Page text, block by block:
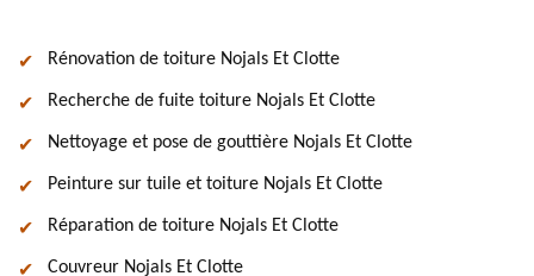
Rénovation de toiture Nojals Et Clotte
Recherche de fuite toiture Nojals Et Clotte
Nettoyage et pose de gouttière Nojals Et Clotte
Peinture sur tuile et toiture Nojals Et Clotte
Réparation de toiture Nojals Et Clotte
Couvreur Nojals Et Clotte